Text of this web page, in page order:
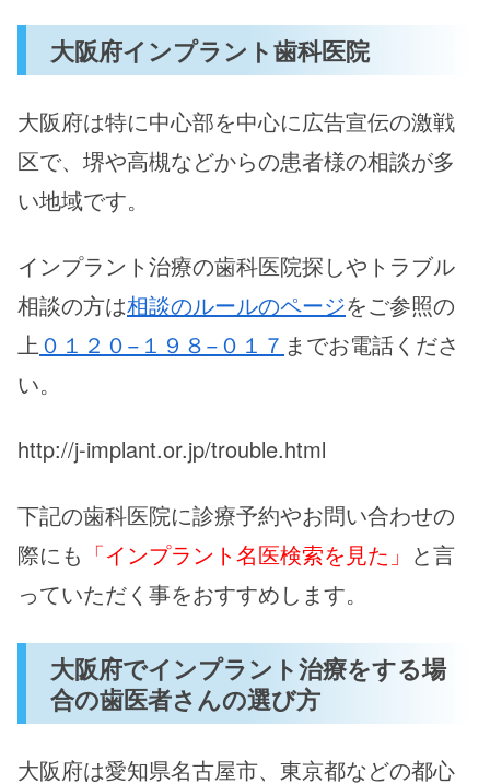
大阪府インプラント歯科医院
大阪府は特に中心部を中心に広告宣伝の激戦
区で、堺や高槻などからの患者様の相談が多
い地域です。
インプラント治療の歯科医院探しやトラブル
相談の方は相談のルールのページをご参照の
上０１２０−１９８−０１７ までお電話くださ
い。
http://j-implant.or.jp/trouble.html
下記の歯科医院に診療予約やお問い合わせの
際にも 「インプラント名医検索を見た」 と言
っていただく事をおすすめします。
大阪府でインプラント治療をする場
合の歯医者さんの選び方
大阪府は愛知県名古屋市、東京都などの都心